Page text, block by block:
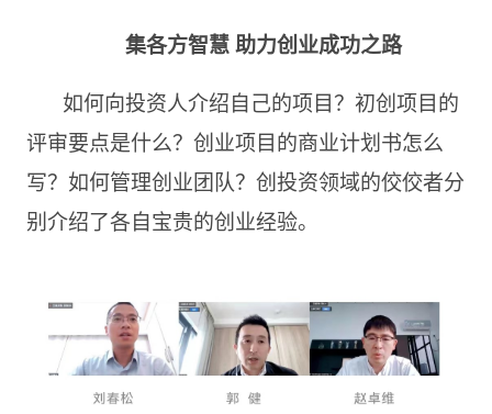
集各方智慧 助力创业成功之路
如何向投资人介绍自己的项目？初创项目的
评审要点是什么？创业项目的商业计划书怎么
写？如何管理创业团队？创投资领域的佼佼者分
别介绍了各自宝贵的创业经验。